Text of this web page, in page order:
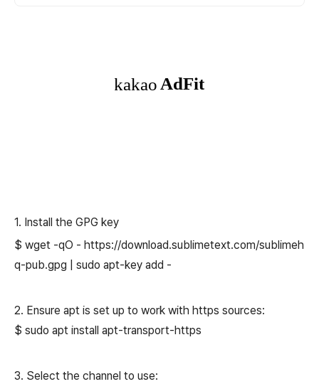
1. Install the GPG key
$ wget -qO - https://download.sublimetext.com/sublimeh
q-pub.gpg | sudo apt-key add -
2. Ensure apt is set up to work with https sources:
$ sudo apt install apt-transport-https
3. Select the channel to use: